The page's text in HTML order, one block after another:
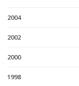
2004
2002
2000
1998